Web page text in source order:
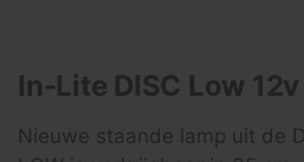
In-Lite DISC Low 12v
Nieuwe staande lamp uit de